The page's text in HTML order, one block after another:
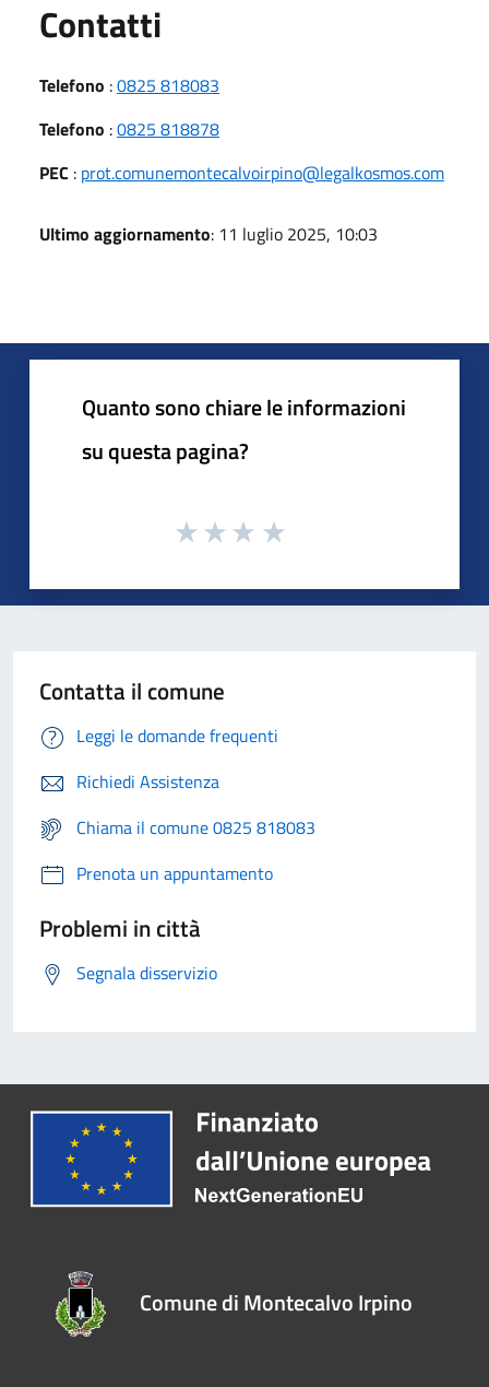
Contatti
Telefono :0825 818083
Telefono :0825 818878
PEC : prot.comunemontecalvoirpino@legalkosmos.com
Ultimo aggiornamento: 11 luglio 2025, 10:03
Quanto sono chiare le informazioni
su questa pagina?
Contatta il comune
Leggi le domande frequenti
Richiedi Assistenza
Chiama il comune 0825 818083
Prenota un appuntamento
Problemi in città
Segnala disservizio
Comune di Montecalvo Irpino